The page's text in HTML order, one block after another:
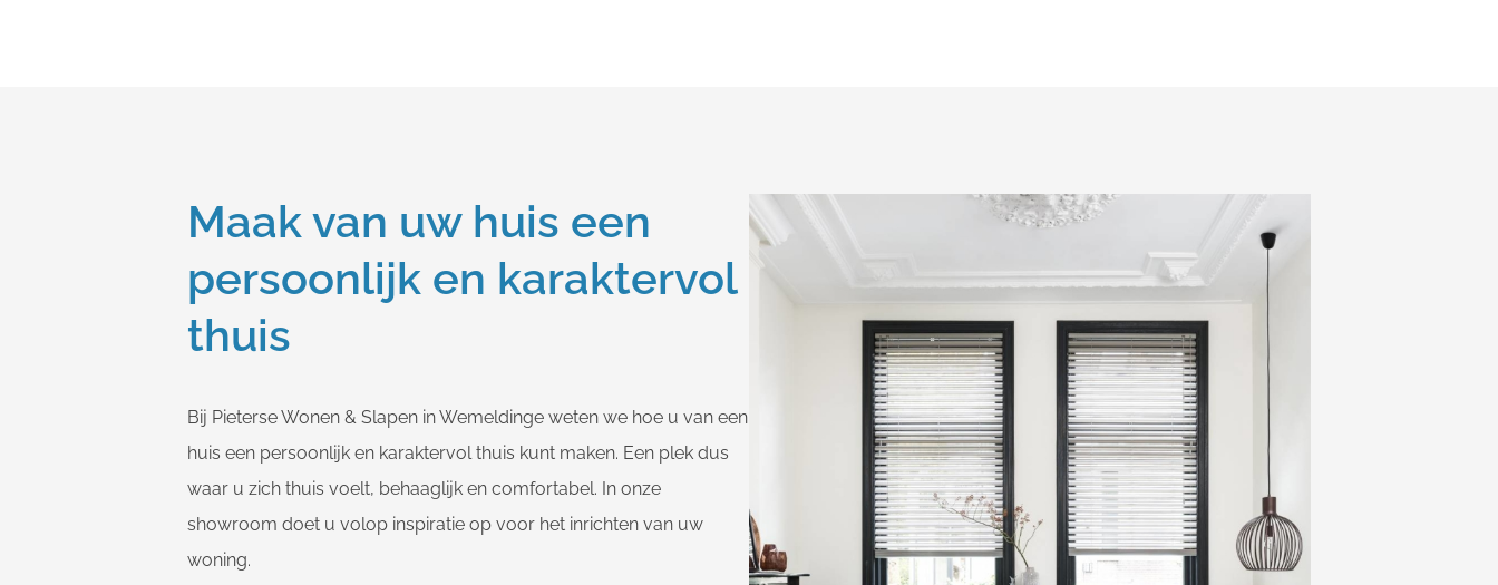
Maak van uw huis een
persoonlijk en karaktervol
thuis
Bij Pieterse Wonen & Slapen in Wemeldinge weten we hoe u van een
huis een persoonlijk en karaktervol thuis kunt maken. Een plek dus
waar u zich thuis voelt, behaaglijk en comfortabel. In onze
showroom doet u volop inspiratie op voor het inrichten van uw
woning.